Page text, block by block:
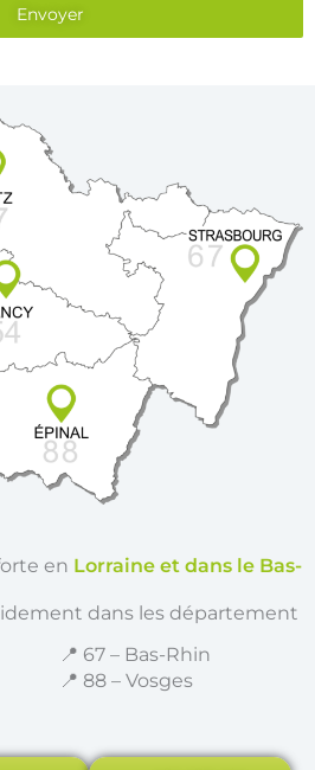
Envoyer
en Lorraine et dans le Bas-
dans les département
📍 67 – Bas-Rhin
📍 88 – Vosges